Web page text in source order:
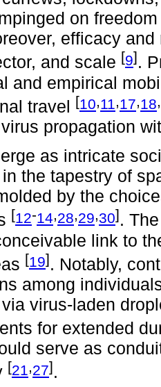
on
efficacy
and scale [9].
and empirical
travel [10,11,17,18,
propagation
as intricate
the tapestry of
by the
[12-14,28,29,30].
link to
[19]. Notably,
among
virus-laden
for extended
serve as
[21 ,27].